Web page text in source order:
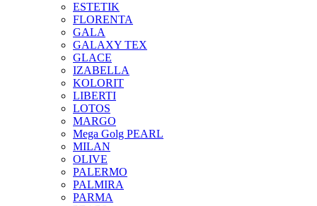
ESTETIK
FLORENTA
GALA
GALAXY TEX
GLACE
IZABELLA
KOLORIT
LIBERTI
LOTOS
MARGO
Mega Golg PEARL
MILAN
OLIVE
PALERMO
PALMIRA
PARMA